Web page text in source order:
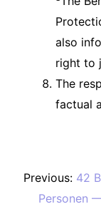
also
right to
The
factual
Previous: 42
Personen